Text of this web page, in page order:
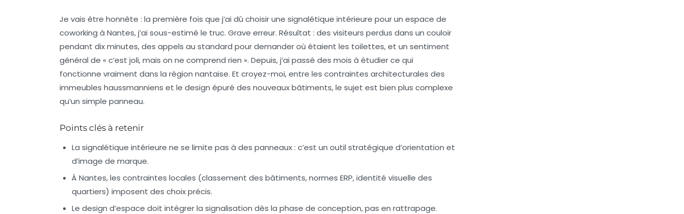
Je vais être honnête : la première fois que j’ai dû choisir une signalétique intérieure pour un espace de
coworking à Nantes, j’ai sous-estimé le truc. Grave erreur. Résultat : des visiteurs perdus dans un couloir
pendant dix minutes, des appels au standard pour demander où étaient les toilettes, et un sentiment
général de « c’est joli, mais on ne comprend rien ». Depuis, j’ai passé des mois à étudier ce qui
fonctionne vraiment dans la région nantaise. Et croyez-moi, entre les contraintes architecturales des
immeubles haussmanniens et le design épuré des nouveaux bâtiments, le sujet est bien plus complexe
qu’un simple panneau.
Points clés à retenir
La signalétique intérieure ne se limite pas à des panneaux : c’est un outil stratégique d’orientation et
d’image de marque.
À Nantes, les contraintes locales (classement des bâtiments, normes ERP, identité visuelle des
quartiers) imposent des choix précis.
Le design d’espace doit intégrer la signalisation dès la phase de conception, pas en rattrapage.